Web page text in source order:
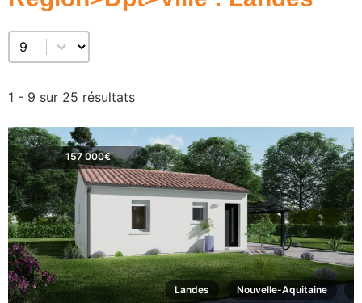
Sélectionnez un nombre par page
1 - 9 sur 25 résultats
157 000€
Landes Nouvelle-Aquitaine